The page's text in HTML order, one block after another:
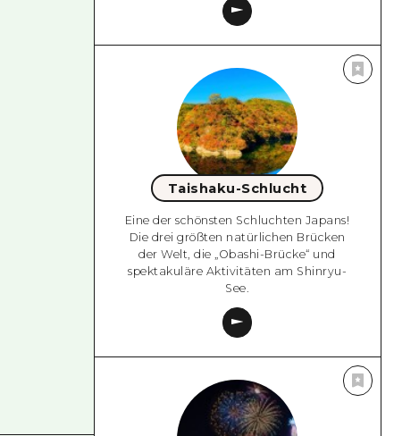
Taishaku-Schlucht
Eine der schönsten Schluchten Japans!
Die drei größten natürlichen Brücken
der Welt, die „Obashi-Brücke“ und
spektakuläre Aktivitäten am Shinryu-
See.